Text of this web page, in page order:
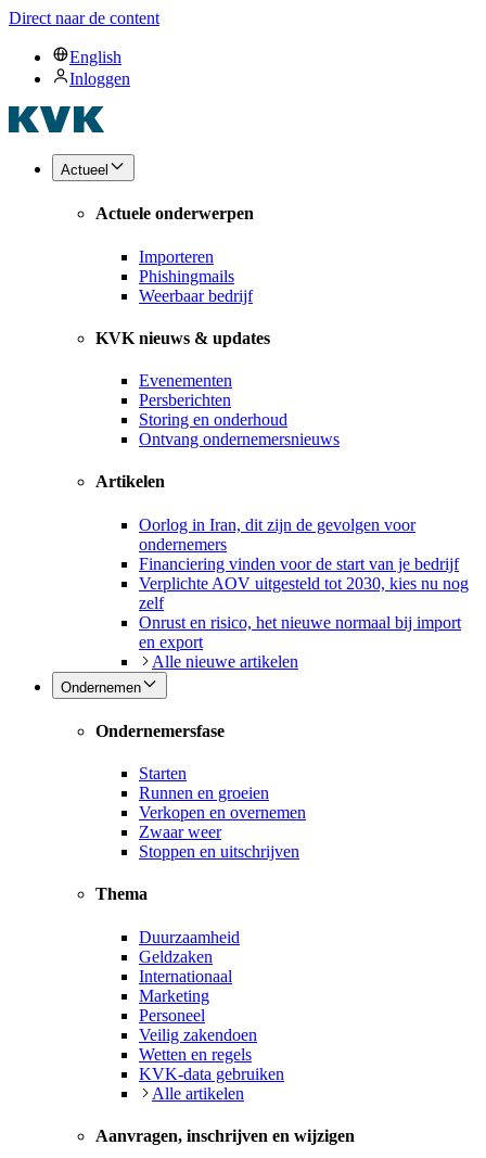
Direct naar de content
English
Inloggen
Actueel
Actuele onderwerpen
Importeren
Phishingmails
Weerbaar bedrijf
KVK nieuws & updates
Evenementen
Persberichten
Storing en onderhoud
Ontvang ondernemersnieuws
Artikelen
Oorlog in Iran, dit zijn de gevolgen voor
ondernemers
Financiering vinden voor de start van je bedrijf
Verplichte AOV uitgesteld tot 2030, kies nu nog
zelf
Onrust en risico, het nieuwe normaal bij import
en export
Alle nieuwe artikelen
Ondernemen
Ondernemersfase
Starten
Runnen en groeien
Verkopen en overnemen
Zwaar weer
Stoppen en uitschrijven
Thema
Duurzaamheid
Geldzaken
Internationaal
Marketing
Personeel
Veilig zakendoen
Wetten en regels
KVK-data gebruiken
Alle artikelen
Aanvragen, inschrijven en wijzigen